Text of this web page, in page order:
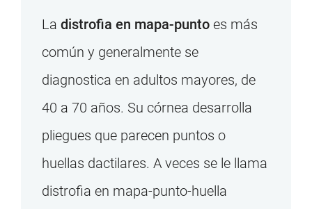
La distrofia en mapa-punto es más
común y generalmente se
diagnostica en adultos mayores, de
40 a 70 años. Su córnea desarrolla
pliegues que parecen puntos o
huellas dactilares. A veces se le llama
distrofia en mapa-punto-huella